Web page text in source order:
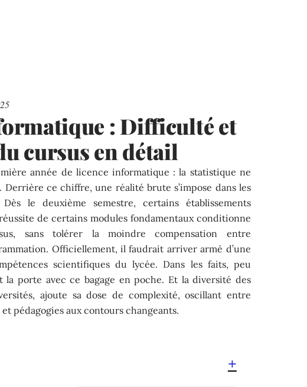
: Difficulté et
cursus en détail
année de licence informatique : la statistique ne
Derrière ce chiffre, une réalité brute s’impose dans les
le deuxième semestre, certains établissements
de certains modules fondamentaux conditionne
sans tolérer la moindre compensation entre
Officiellement, il faudrait arriver armé d’une
scientifiques du lycée. Dans les faits, peu
la porte avec ce bagage en poche. Et la diversité des
ajoute sa dose de complexité, oscillant entre
pédagogies aux contours changeants.